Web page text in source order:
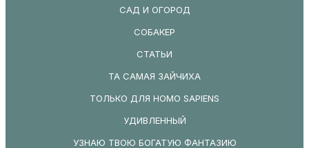
САД И ОГОРОД
СОБАКЕР
СТАТЬИ
ТА САМАЯ ЗАЙЧИХА
ТОЛЬКО ДЛЯ HOMO SAPIENS
УДИВЛЕННЫЙ
УЗНАЮ ТВОЮ БОГАТУЮ ФАНТАЗИЮ